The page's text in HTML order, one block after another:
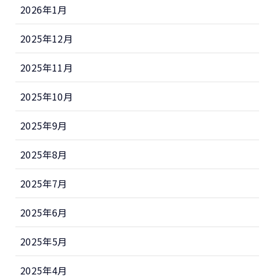
2026年1月
2025年12月
2025年11月
2025年10月
2025年9月
2025年8月
2025年7月
2025年6月
2025年5月
2025年4月